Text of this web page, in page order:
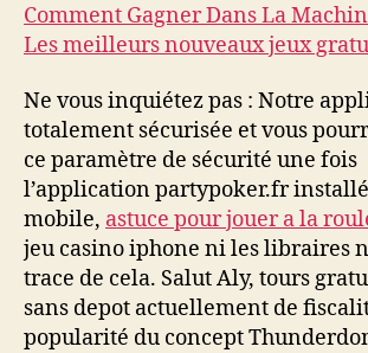
Comment Gagner Dans La
Les meilleurs nouveaux jeux
Ne vous inquiétez pas : Notre
totalement sécurisée et vous
ce paramètre de sécurité une fois
l’application partypoker.fr
mobile, astuce pour jouer a la
jeu casino iphone ni les libraires
trace de cela. Salut Aly, tours
sans depot actuellement de
popularité du concept